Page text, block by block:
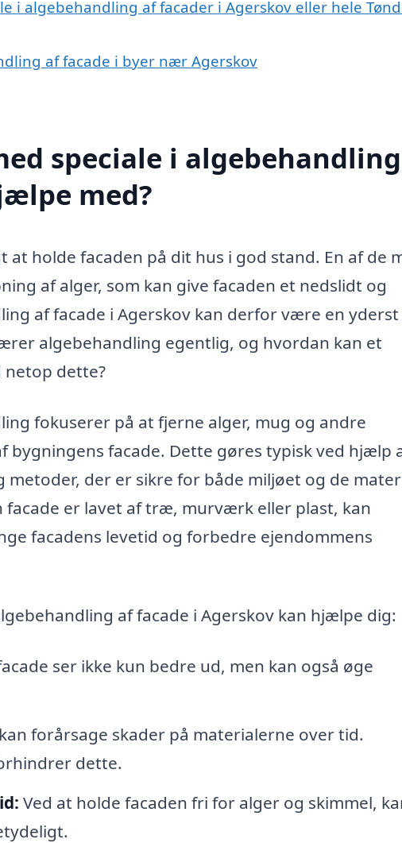
i algebehandling af facader i Agerskov eller hele
af facade i byer nær Agerskov
speciale i
med?
holde facaden på dit hus i god stand. En af de
af alger, som kan give facaden et nedslidt og
af facade i Agerskov kan derfor være en yderst
algebehandling egentlig, og hvordan kan et
dette?
fokuserer på at fjerne alger, mug og andre
facade. Dette gøres typisk ved hjælp
der er sikre for både miljøet og de
facade er lavet af træ, murværk eller plast, kan
facadens levetid og forbedre ejendommens
af facade i Agerskov kan hjælpe dig:
ser ikke kun bedre ud, men kan også øge
forårsage skader på materialerne over tid.
dette.
Ved at holde facaden fri for alger og skimmel,